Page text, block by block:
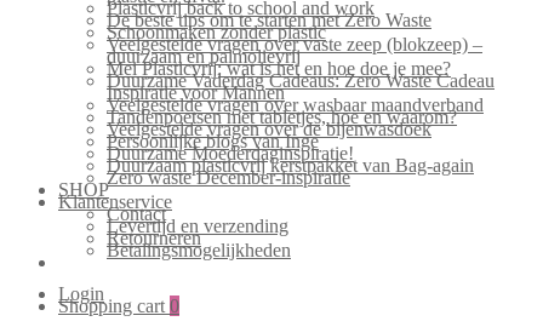
Plasticvrij back to school and work
De beste tips om te starten met Zero Waste
Schoonmaken zonder plastic
Veelgestelde vragen over vaste zeep (blokzeep) –
duurzaam en palmolievrij
Mei Plasticvrij: wat is het en hoe doe je mee?
Duurzame Vaderdag Cadeaus: Zero Waste Cadeau
Inspiratie voor Mannen
Veelgestelde vragen over wasbaar maandverband
Tandenpoetsen met tabletjes, hoe en waarom?
Veelgestelde vragen over de bijenwasdoek
Persoonlijke blogs van Inge
Duurzame Moederdaginspiratie!
Duurzaam plasticvrij kerstpakket van Bag-again
Zero waste December-inspiratie
SHOP
Klantenservice
Contact
Levertijd en verzending
Retourneren
Betalingsmogelijkheden
Login
Shopping cart 0